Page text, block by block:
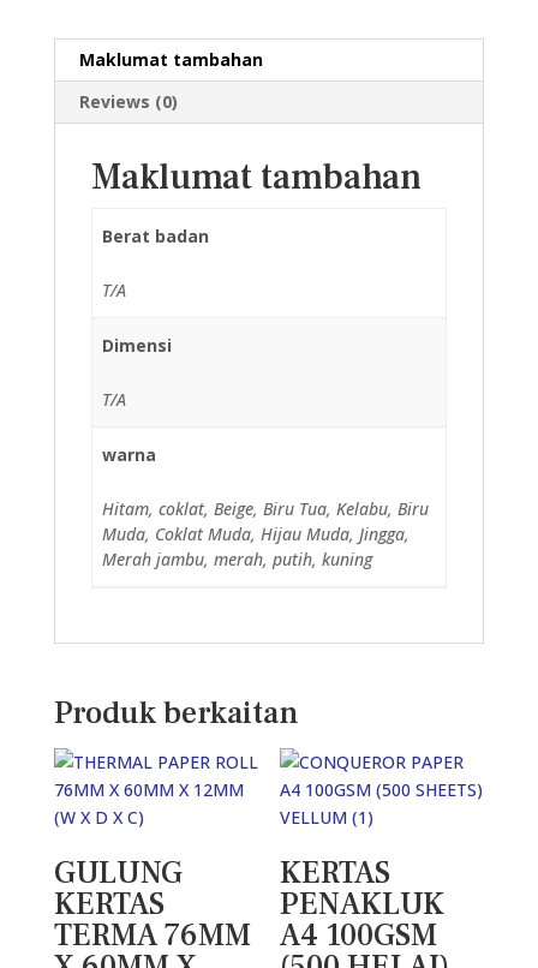
Maklumat tambahan
Reviews (0)
Maklumat tambahan
Berat badan
T/A
Dimensi
T/A
warna
Hitam, coklat, Beige, Biru Tua, Kelabu, Biru
Muda, Coklat Muda, Hijau Muda, Jingga,
Merah jambu, merah, putih, kuning
Produk berkaitan
GULUNG
KERTAS
TERMA 76MM
KERTAS
PENAKLUK
A4 100GSM